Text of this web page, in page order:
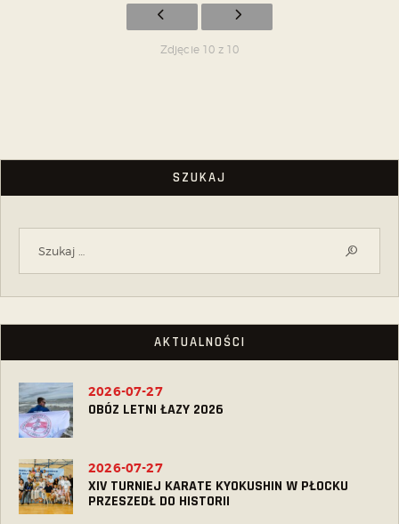
Zdjęcie 10 z 10
SZUKAJ
AKTUALNOŚCI
OBÓZ LETNI ŁAZY 2026
2026-07-27
XIV TURNIEJ KARATE KYOKUSHIN W PŁOCKU
PRZESZEDŁ DO HISTORII
2026-07-27